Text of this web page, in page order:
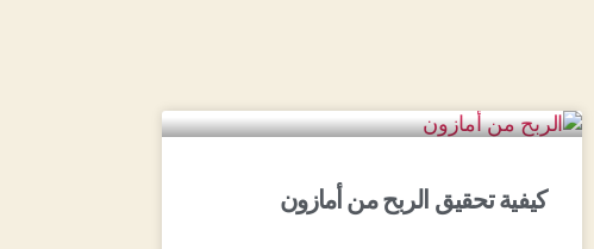
كيفية تحقيق الربح من أمازون